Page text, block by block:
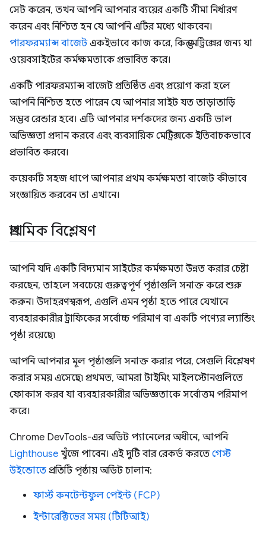
সেট করেন, তখন আপনি আপনার ব্যয়ের একটি সীমা নির্ধারণ
করেন এবং নিশ্চিত হন যে আপনি এটির মধ্যে থাকবেন।
পারফরম্যান্স বাজেটএকইভাবে কাজ করে, কিন্তু মেট্রিক্সের জন্য যা
ওয়েবসাইটের কর্মক্ষমতাকে প্রভাবিত করে।
একটি পারফরম্যান্স বাজেট প্রতিষ্ঠিত এবং প্রয়োগ করা হলে
আপনি নিশ্চিত হতে পারেন যে আপনার সাইট যত তাড়াতাড়ি
সম্ভব রেন্ডার হবে। এটি আপনার দর্শকদের জন্য একটি ভাল
অভিজ্ঞতা প্রদান করবে এবং ব্যবসায়িক মেট্রিক্সকে ইতিবাচকভাবে
প্রভাবিত করবে।
কয়েকটি সহজ ধাপে আপনার প্রথম কর্মক্ষমতা বাজেট কীভাবে
সংজ্ঞায়িত করবেন তা এখানে।
প্রাথমিক বিশ্লেষণ
আপনি যদি একটি বিদ্যমান সাইটের কর্মক্ষমতা উন্নত করার চেষ্টা
করছেন, তাহলে সবচেয়ে গুরুত্বপূর্ণ পৃষ্ঠাগুলি সনাক্ত করে শুরু
করুন। উদাহরণস্বরূপ, এগুলি এমন পৃষ্ঠা হতে পারে যেখানে
ব্যবহারকারীর ট্রাফিকের সর্বোচ্চ পরিমাণ বা একটি পণ্যের ল্যান্ডিং
পৃষ্ঠা রয়েছে৷
আপনি আপনার মূল পৃষ্ঠাগুলি সনাক্ত করার পরে, সেগুলি বিশ্লেষণ
করার সময় এসেছে৷ প্রথমত, আমরা টাইমিং মাইলস্টোনগুলিতে
ফোকাস করব যা ব্যবহারকারীর অভিজ্ঞতাকে সর্বোত্তম পরিমাপ
করে।
Chrome DevTools-এর অডিট প্যানেলের অধীনে, আপনি
Lighthouse খুঁজে পাবেন। এই দুটি বার রেকর্ড করতে গেস্ট
উইন্ডোতে প্রতিটি পৃষ্ঠায় অডিট চালান:
ফার্স্ট কনটেন্টফুল পেইন্ট (FCP)
ইন্টারেক্টিভের সময় (টিটিআই)